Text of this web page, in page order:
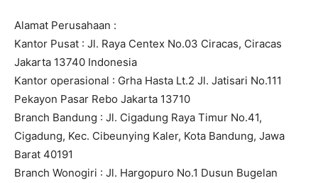
Alamat Perusahaan :
Kantor Pusat : Jl. Raya Centex No.03 Ciracas, Ciracas
Jakarta 13740 Indonesia
Kantor operasional : Grha Hasta Lt.2 Jl. Jatisari No.111
Pekayon Pasar Rebo Jakarta 13710
Branch Bandung : Jl. Cigadung Raya Timur No.41,
Cigadung, Kec. Cibeunying Kaler, Kota Bandung, Jawa
Barat 40191
Branch Wonogiri : Jl. Hargopuro No.1 Dusun Bugelan